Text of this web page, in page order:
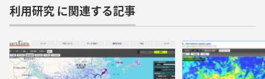
利用研究 に関連する記事